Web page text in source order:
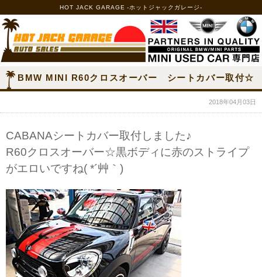
HOT JACK GARAGE -ホットジャックガレージ-
BMW MINI R60クロスオーバー シートカバー取付☆
2018年04月03日
CABANAシートカバー取付しました♪
R60クロスオーバー☆黒ボディに赤のストライプ
がエロいですね( *´艸｀)